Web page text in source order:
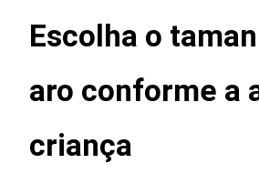
Escolha o
aro conforme a
criança